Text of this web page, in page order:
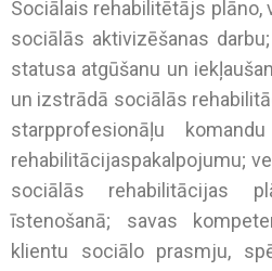
Sociālais rehabilitētājs plāno,
sociālās aktivizēšanas
statusa atgūšanu un
un izstrādā sociālās
starpprofesionāļu
rehabilitācijaspakalpojumu;
sociālās rehabilitācijas
īstenošanā; savas
klientu sociālo prasmju,